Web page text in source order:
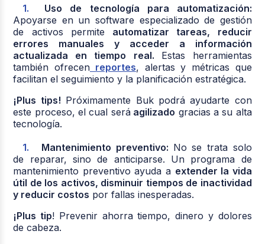
Uso de tecnología para automatización:
Apoyarse en un software especializado de gestión
de activos permite automatizar tareas, reducir
errores manuales y acceder a información
actualizada en tiempo real. Estas herramientas
también ofrecen reportes, alertas y métricas que
facilitan el seguimiento y la planificación estratégica.
¡Plus tips! Próximamente Buk podrá ayudarte con
este proceso, el cual seráagilizado gracias a su alta
tecnología.
Mantenimiento preventivo: No se trata solo
de reparar, sino de anticiparse. Un programa de
mantenimiento preventivo ayuda a extender la vida
útil de los activos, disminuir tiempos de inactividad
y reducir costos por fallas inesperadas.
¡Plus tip! Prevenir ahorra tiempo, dinero y dolores
de cabeza.